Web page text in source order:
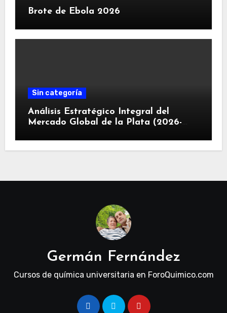
Brote de Ebola 2026
Sin categoría
Análisis Estratégico Integral del
Mercado Global de la Plata (2026-
Germán Fernández
Cursos de química universitaria en ForoQuimico.com